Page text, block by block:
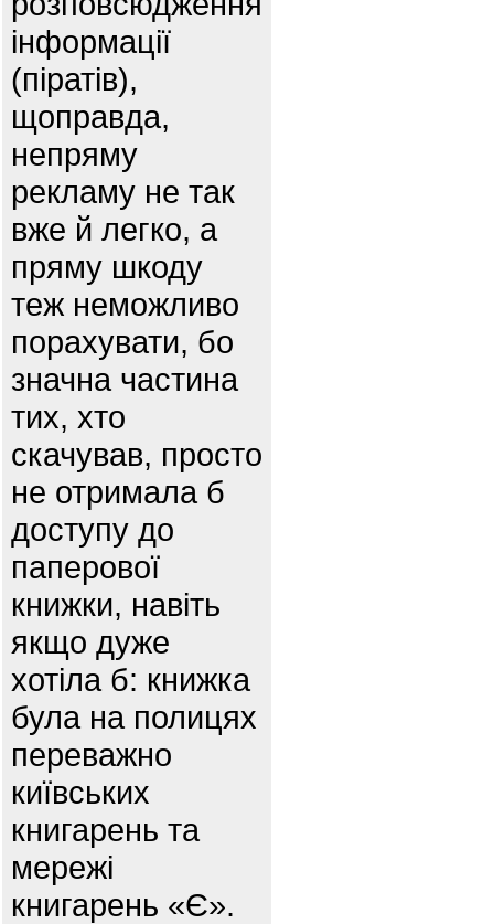
інформації
(піратів),
щоправда,
непряму
рекламу не так
вже й легко, а
пряму шкоду
теж неможливо
порахувати, бо
значна частина
тих, хто
скачував, просто
не отримала б
доступу до
паперової
книжки, навіть
якщо дуже
хотіла б: книжка
була на полицях
переважно
київських
книгарень та
мережі
книгарень «Є».